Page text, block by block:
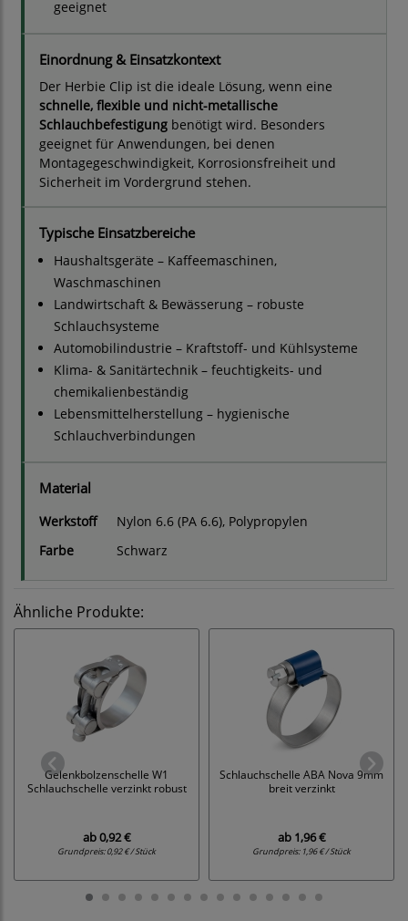
geeignet
Einordnung & Einsatzkontext
Der Herbie Clip ist die ideale Lösung, wenn eine
schnelle, flexible und nicht-metallische
Schlauchbefestigung benötigt wird. Besonders
geeignet für Anwendungen, bei denen
Montagegeschwindigkeit, Korrosionsfreiheit und
Sicherheit im Vordergrund stehen.
Typische Einsatzbereiche
Haushaltsgeräte – Kaffeemaschinen,
Waschmaschinen
Landwirtschaft & Bewässerung – robuste
Schlauchsysteme
Automobilindustrie – Kraftstoff- und Kühlsysteme
Klima- & Sanitärtechnik – feuchtigkeits- und
chemikalienbeständig
Lebensmittelherstellung – hygienische
Schlauchverbindungen
Material
Werkstoff
Nylon 6.6 (PA 6.6), Polypropylen
Farbe
Schwarz
Ähnliche Produkte:
Gelenkbolzenschelle W1
Schlauchschelle verzinkt robust
ab0,92 €
Grundpreis:0,92 € / Stück
Schlauchschelle ABA Nova 9mm
breit verzinkt
ab1,96 €
Grundpreis: 1,96 € / Stück